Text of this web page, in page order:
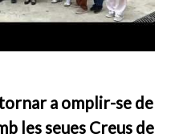
a omplir-se de
les seues Creus de